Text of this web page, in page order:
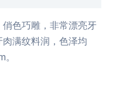
俏色巧雕，非常漂亮牙
满纹料润，色泽均